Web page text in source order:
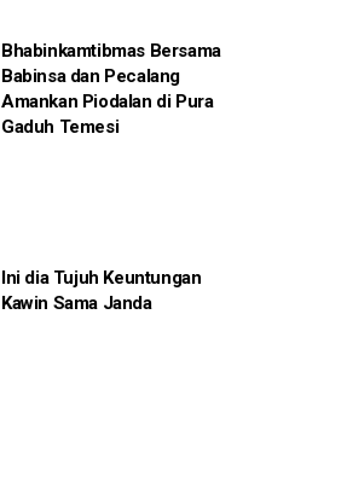
Bhabinkamtibmas Bersama
Babinsa dan Pecalang
Amankan Piodalan di Pura
Gaduh Temesi
Ini dia Tujuh Keuntungan
Kawin Sama Janda